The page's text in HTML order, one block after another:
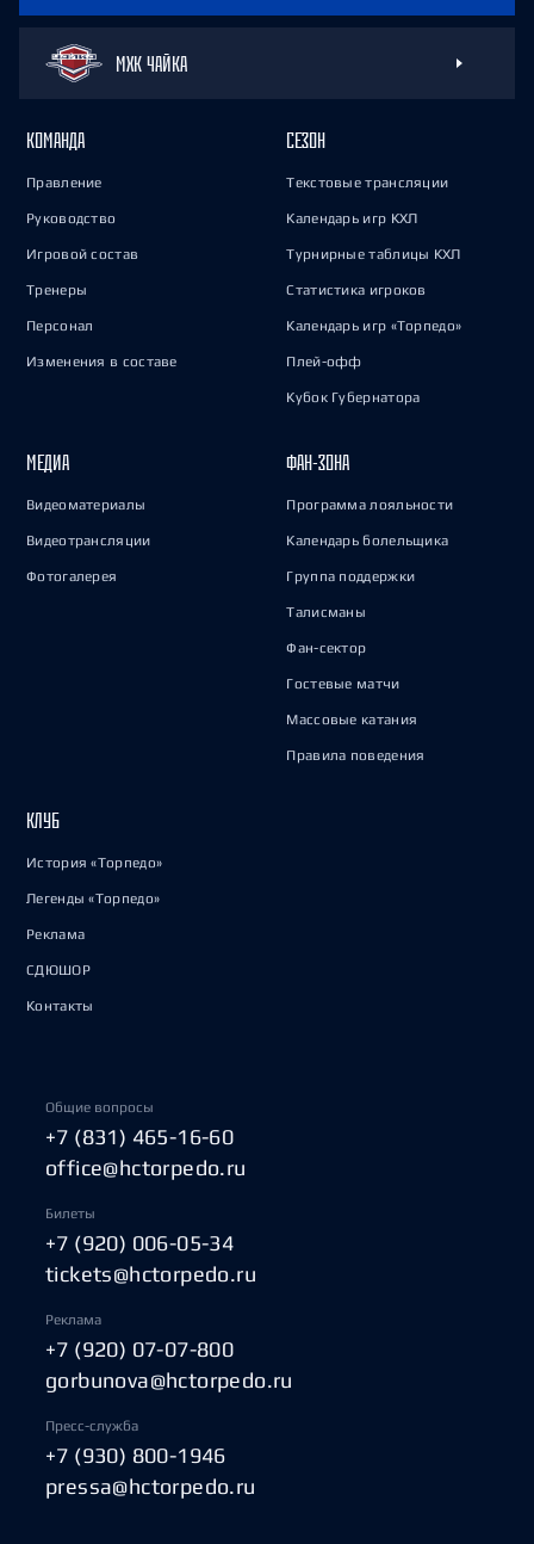
МХК ЧАЙКА
КОМАНДА
Правление
Руководство
Игровой состав
Тренеры
Персонал
Изменения в составе
СЕЗОН
Текстовые трансляции
Календарь игр КХЛ
Турнирные таблицы КХЛ
Статистика игроков
Календарь игр «Торпедо»
Плей-офф
Кубок Губернатора
МЕДИА
Видеоматериалы
Видеотрансляции
Фотогалерея
ФАН-ЗОНА
Программа лояльности
Календарь болельщика
Группа поддержки
Талисманы
Фан-сектор
Гостевые матчи
Массовые катания
Правила поведения
КЛУБ
История «Торпедо»
Легенды «Торпедо»
Реклама
СДЮШОР
Контакты
Общие вопросы
+7 (831) 465-16-60
office@hctorpedo.ru
Билеты
+7 (920) 006-05-34
tickets@hctorpedo.ru
Реклама
+7 (920) 07-07-800
gorbunova@hctorpedo.ru
Пресс-служба
+7 (930) 800-1946
pressa@hctorpedo.ru